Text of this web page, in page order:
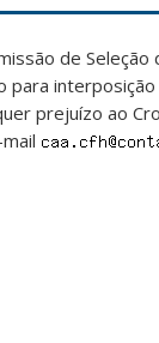
de
para
prejuízo ao